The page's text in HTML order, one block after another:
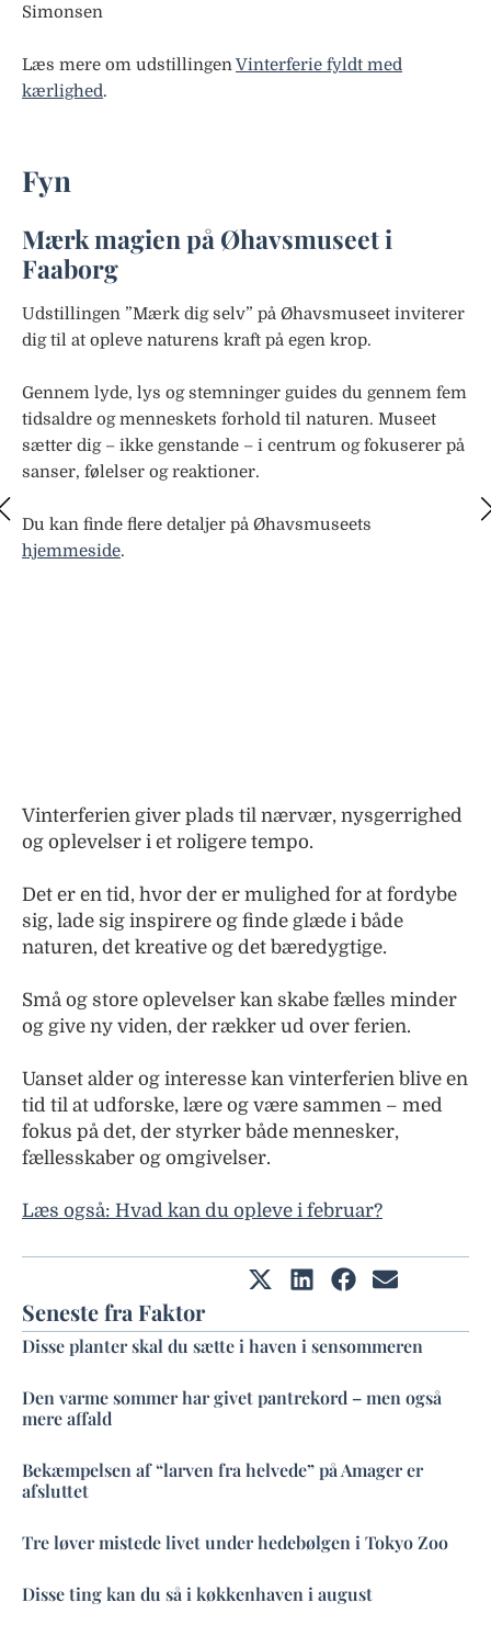
Simonsen
Læs mere om udstillingenVinterferie fyldt med
kærlighed.
Fyn
Mærk magien på Øhavsmuseet i
Faaborg
Udstillingen ”Mærk dig selv” på Øhavsmuseet inviterer
dig til at opleve naturens kraft på egen krop.
Gennem lyde, lys og stemninger guides du gennem fem
tidsaldre og menneskets forhold til naturen. Museet
sætter dig – ikke genstande – i centrum og fokuserer på
sanser, følelser og reaktioner.
Du kan finde flere detaljer på Øhavsmuseets
hjemmeside.
Vinterferien giver plads til nærvær, nysgerrighed
og oplevelser i et roligere tempo.
Det er en tid, hvor der er mulighed for at fordybe
sig, lade sig inspirere og finde glæde i både
naturen, det kreative og det bæredygtige.
Små og store oplevelser kan skabe fælles minder
og give ny viden, der rækker ud over ferien.
Uanset alder og interesse kan vinterferien blive en
tid til at udforske, lære og være sammen – med
fokus på det, der styrker både mennesker,
fællesskaber og omgivelser.
Læs også: Hvad kan du opleve i februar?
Seneste fra Faktor
Disse planter skal du sætte i haven i sensommeren
Den varme sommer har givet pantrekord – men også
mere affald
Bekæmpelsen af “larven fra helvede” på Amager er
afsluttet
Tre løver mistede livet under hedebølgen i Tokyo Zoo
Disse ting kan du så i køkkenhaven i august